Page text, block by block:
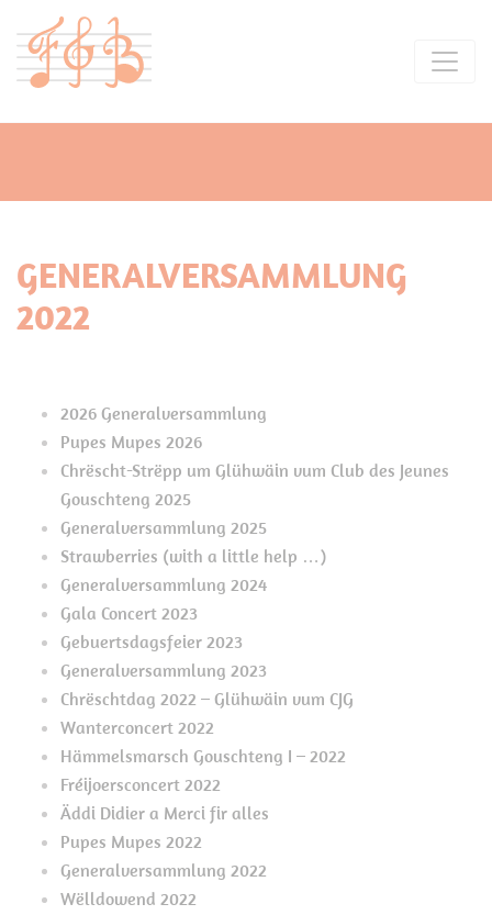
GENERALVERSAMMLUNG
2022
2026 Generalversammlung
Pupes Mupes 2026
Chrëscht-Strëpp um Glühwäin vum Club des Jeunes
Gouschteng 2025
Generalversammlung 2025
Strawberries (with a little help …)
Generalversammlung 2024
Gala Concert 2023
Gebuertsdagsfeier 2023
Generalversammlung 2023
Chrëschtdag 2022 – Glühwäin vum CJG
Wanterconcert 2022
Hämmelsmarsch Gouschteng I – 2022
Fréijoersconcert 2022
Äddi Didier a Merci fir alles
Pupes Mupes 2022
Generalversammlung 2022
Wëlldowend 2022